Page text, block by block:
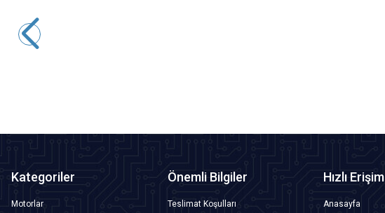
Kategoriler
Motorlar
Önemli Bilgiler
Teslimat Koşulları
Hızlı Erişim
Anasayfa